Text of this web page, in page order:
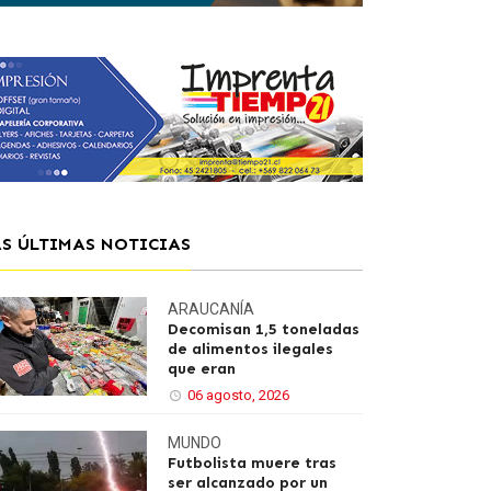
ÚLTIMAS NOTICIAS
ARAUCANÍA
Decomisan 1,5 toneladas
de alimentos ilegales
que eran
06 agosto, 2026
MUNDO
Futbolista muere tras
ser alcanzado por un